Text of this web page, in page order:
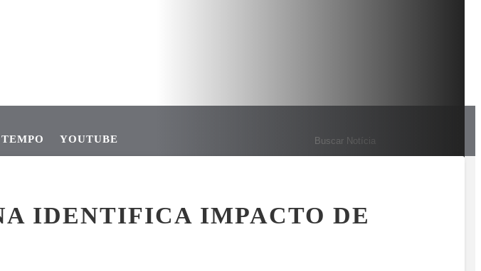
YOUTUBE
IDENTIFICA IMPACTO DE